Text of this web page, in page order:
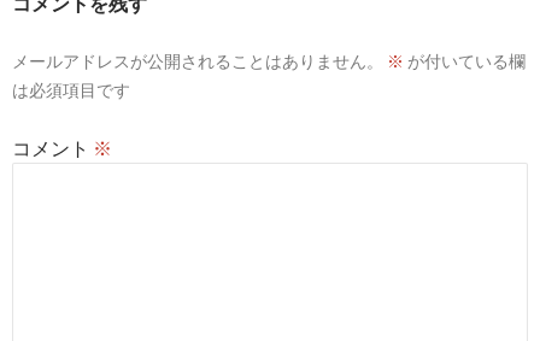
ョ
メールアドレスが公開されることはありません。 ※ が付いている欄
は必須項目です
コメント ※